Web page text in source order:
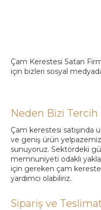
Çam Kerestesi Satan
için bizleri sosyal
Neden Bizi
Çam kerestesi satışında
ve geniş ürün
sunuyoruz. Sektördeki
memnuniyeti odaklı
için gereken çam
yardımcı olabiliriz.
Sipariş ve Teslimat